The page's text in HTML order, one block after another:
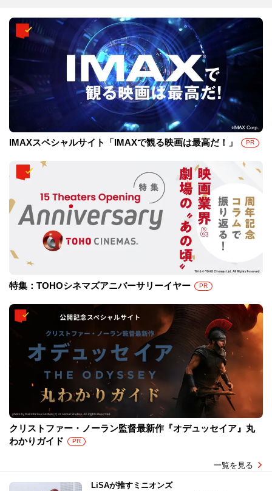
IMAXスペシャルサイト「IMAXで観る映画は最高だ！」 PR
特集：TOHOシネマズアニバーサリーイヤー PR
クリストファー・ノーラン監督最新作『オデュッセイア』丸
わかりガイド
PR
一覧を見る
LiSAが推すミニオンズ